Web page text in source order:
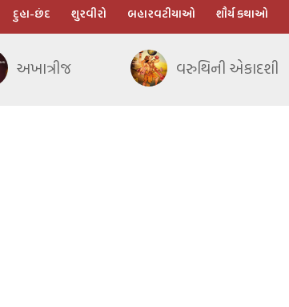
દુહા-છંદ શુરવીરો બહારવટીયાઓ શૌર્ય કથાઓ
અખાત્રીજ વરુથિની એકાદશી